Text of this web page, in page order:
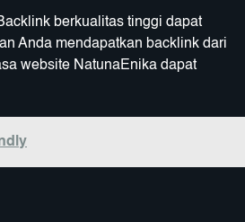
berkualitas tinggi dapat
Anda mendapatkan backlink dari
website NatunaEnika dapat